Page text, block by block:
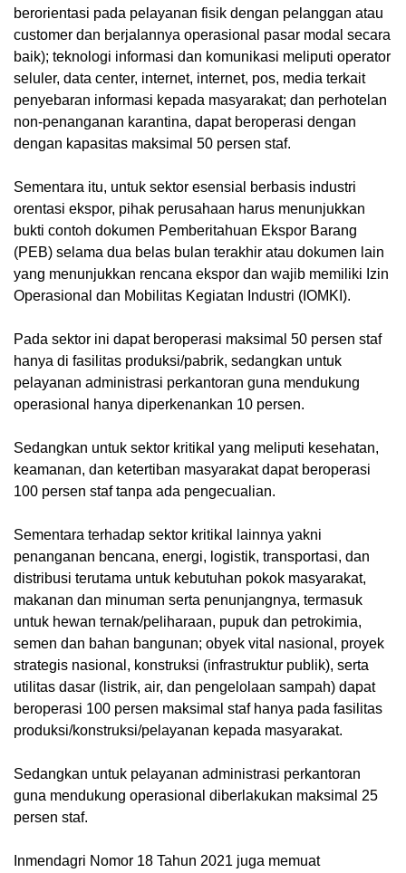
berorientasi pada pelayanan fisik dengan pelanggan atau
customer dan berjalannya operasional pasar modal secara
baik); teknologi informasi dan komunikasi meliputi operator
seluler, data center, internet, internet, pos, media terkait
penyebaran informasi kepada masyarakat; dan perhotelan
non-penanganan karantina, dapat beroperasi dengan
dengan kapasitas maksimal 50 persen staf.
Sementara itu, untuk sektor esensial berbasis industri
orentasi ekspor, pihak perusahaan harus menunjukkan
bukti contoh dokumen Pemberitahuan Ekspor Barang
(PEB) selama dua belas bulan terakhir atau dokumen lain
yang menunjukkan rencana ekspor dan wajib memiliki Izin
Operasional dan Mobilitas Kegiatan Industri (IOMKI).
Pada sektor ini dapat beroperasi maksimal 50 persen staf
hanya di fasilitas produksi/pabrik, sedangkan untuk
pelayanan administrasi perkantoran guna mendukung
operasional hanya diperkenankan 10 persen.
Sedangkan untuk sektor kritikal yang meliputi kesehatan,
keamanan, dan ketertiban masyarakat dapat beroperasi
100 persen staf tanpa ada pengecualian.
Sementara terhadap sektor kritikal lainnya yakni
penanganan bencana, energi, logistik, transportasi, dan
distribusi terutama untuk kebutuhan pokok masyarakat,
makanan dan minuman serta penunjangnya, termasuk
untuk hewan ternak/peliharaan, pupuk dan petrokimia,
semen dan bahan bangunan; obyek vital nasional, proyek
strategis nasional, konstruksi (infrastruktur publik), serta
utilitas dasar (listrik, air, dan pengelolaan sampah) dapat
beroperasi 100 persen maksimal staf hanya pada fasilitas
produksi/konstruksi/pelayanan kepada masyarakat.
Sedangkan untuk pelayanan administrasi perkantoran
guna mendukung operasional diberlakukan maksimal 25
persen staf.
Inmendagri Nomor 18 Tahun 2021 juga memuat